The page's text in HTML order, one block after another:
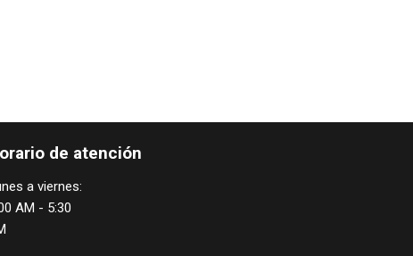
de atención
a viernes:
AM - 5:30